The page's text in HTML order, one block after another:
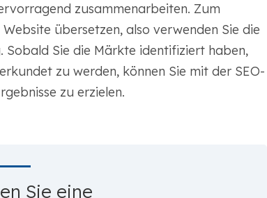
zusammenarbeiten. Zum
übersetzen, also verwenden Sie die
Sie die Märkte identifiziert haben,
zu werden, können Sie mit der SEO-
zu erzielen.
Sie eine